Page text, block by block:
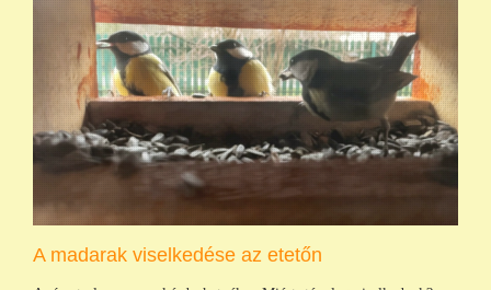
A madarak viselkedése az etetőn